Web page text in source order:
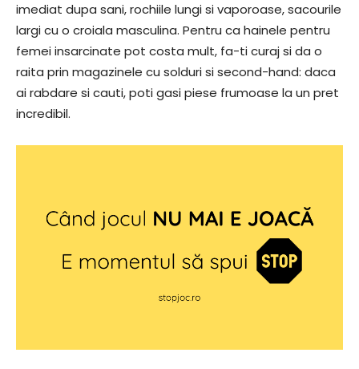
imediat dupa sani, rochiile lungi si vaporoase, sacourile
largi cu o croiala masculina. Pentru ca hainele pentru
femei insarcinate pot costa mult, fa-ti curaj si da o
raita prin magazinele cu solduri si second-hand: daca
ai rabdare si cauti, poti gasi piese frumoase la un pret
incredibil.